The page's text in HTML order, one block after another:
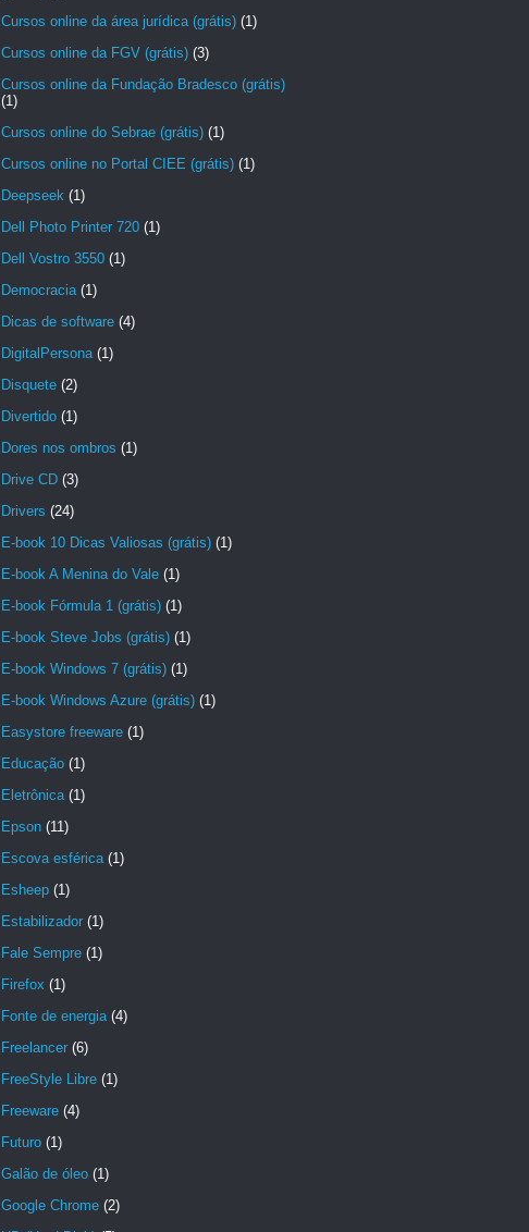
Cursos online da área jurídica (grátis) (1)
Cursos online da FGV (grátis) (3)
Cursos online da Fundação Bradesco (grátis)
(1)
Cursos online do Sebrae (grátis) (1)
Cursos online no Portal CIEE (grátis) (1)
Deepseek (1)
Dell Photo Printer 720 (1)
Dell Vostro 3550 (1)
Democracia (1)
Dicas de software (4)
DigitalPersona (1)
Disquete (2)
Divertido (1)
Dores nos ombros (1)
Drive CD (3)
Drivers (24)
E-book 10 Dicas Valiosas (grátis) (1)
E-book A Menina do Vale (1)
E-book Fórmula 1 (grátis) (1)
E-book Steve Jobs (grátis) (1)
E-book Windows 7 (grátis) (1)
E-book Windows Azure (grátis) (1)
Easystore freeware (1)
Educação (1)
Eletrônica (1)
Epson (11)
Escova esférica (1)
Esheep (1)
Estabilizador (1)
Fale Sempre (1)
Firefox (1)
Fonte de energia (4)
Freelancer (6)
FreeStyle Libre (1)
Freeware (4)
Futuro (1)
Galão de óleo (1)
Google Chrome (2)